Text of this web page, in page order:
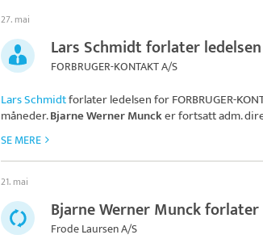
27. mai
Lars Schmidt forlater ledelsen
FORBRUGER-KONTAKT A/S
Lars Schmidtforlater ledelsen forFORBRUGER-
måneder.Bjarne Werner Muncker fortsatt adm.
SE MERE
21. mai
Bjarne Werner Munck
Frode Laursen A/S